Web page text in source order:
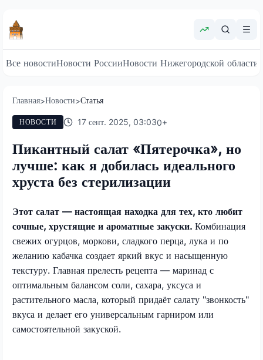
Все новостиНовости РоссииНовости Нижегородской области
Главная>Новости>Статья
НОВОСТИ 17 сент. 2025, 03:030+
Пикантный салат «Пятерочка», но
лучше: как я добилась идеального
хруста без стерилизации
Этот салат — настоящая находка для тех, кто любит
сочные, хрустящие и ароматные закуски. Комбинация
свежих огурцов, моркови, сладкого перца, лука и по
желанию кабачка создает яркий вкус и насыщенную
текстуру. Главная прелесть рецепта — маринад с
оптимальным балансом соли, сахара, уксуса и
растительного масла, который придаёт салату "звонкость"
вкуса и делает его универсальным гарниром или
самостоятельной закуской.